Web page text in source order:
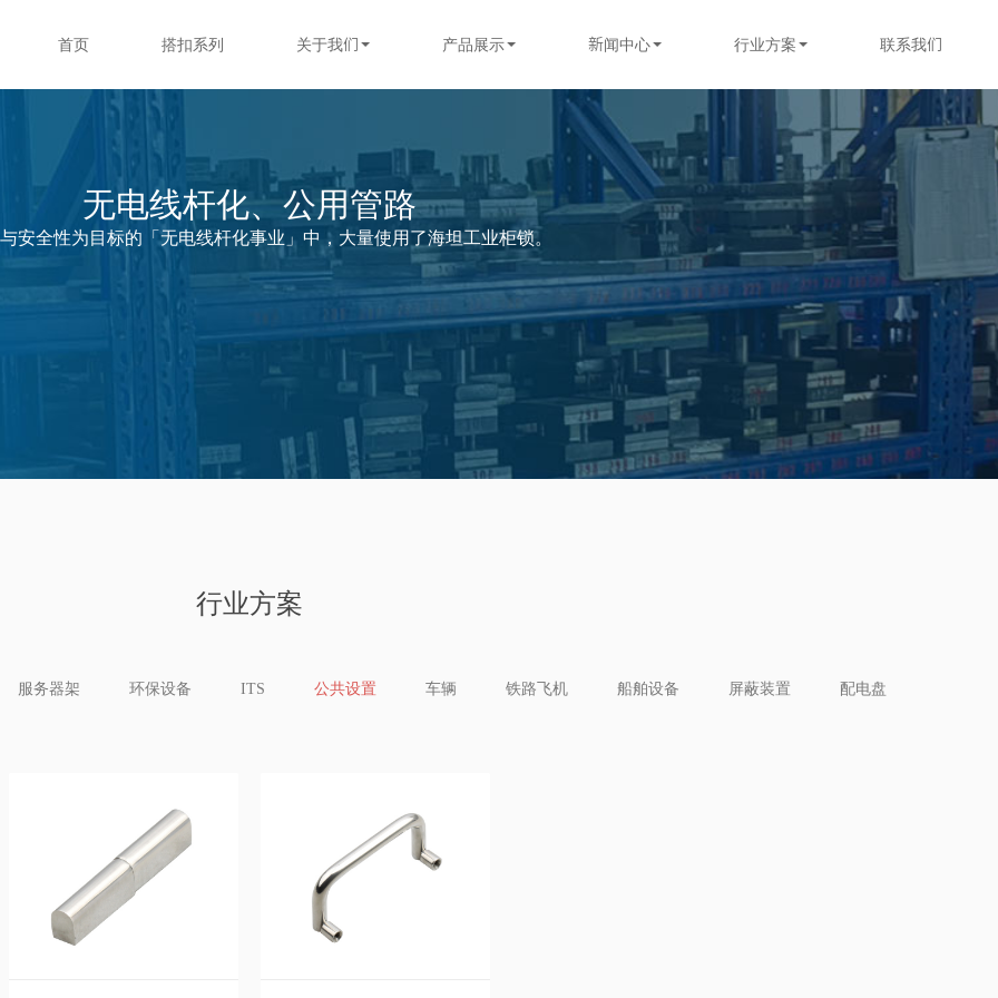
首页 搭扣系列 关于我们 产品展示 新闻中心 行业方案 联系我们
无电线杆化、公用管路
安全性为目标的「无电线杆化事业」中，大量使用了海坦工业柜锁。
行业方案
服务器架 环保设备 ITS 公共设置 车辆 铁路飞机 船舶设备 屏蔽装置 配电盘